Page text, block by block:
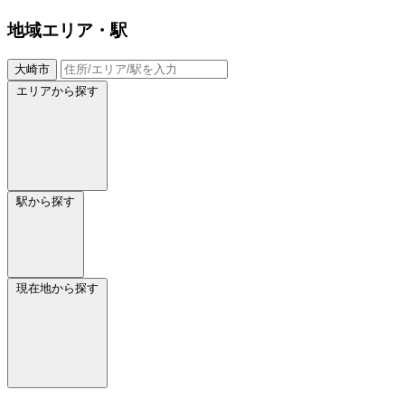
地域エリア・駅
大崎市
エリアから探す
駅から探す
現在地から探す